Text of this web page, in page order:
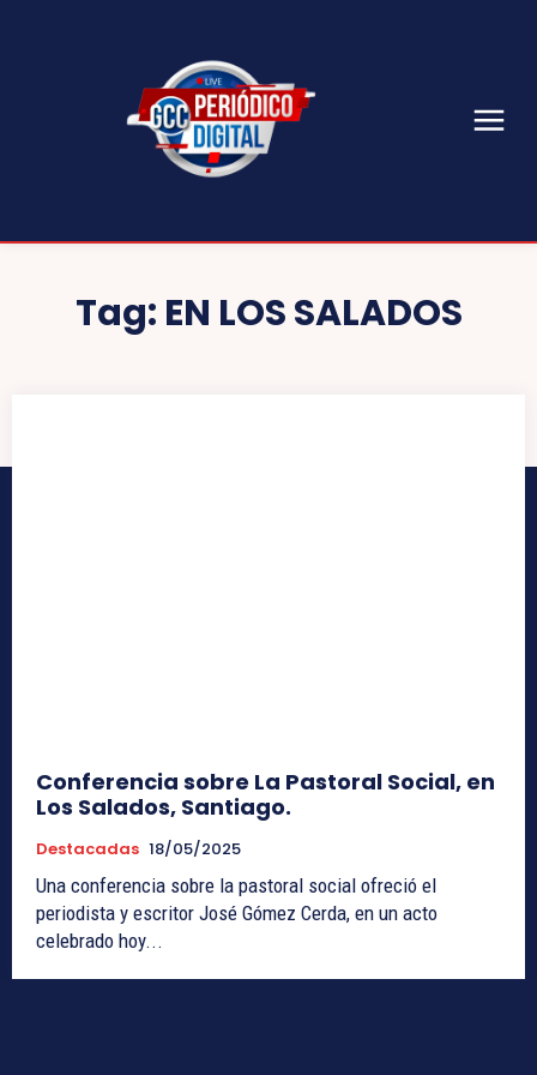
Tag: EN LOS SALADOS
Conferencia sobre La Pastoral Social, en
Los Salados, Santiago.
Destacadas 18/05/2025
Una conferencia sobre la pastoral social ofreció el
periodista y escritor José Gómez Cerda, en un acto
celebrado hoy...